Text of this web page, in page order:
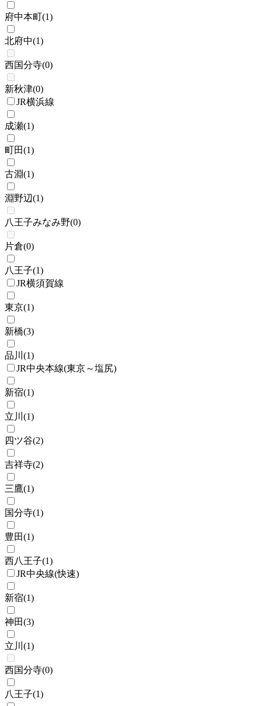
府中本町(1)
北府中(1)
西国分寺(0)
新秋津(0)
JR横浜線
成瀬(1)
町田(1)
古淵(1)
淵野辺(1)
八王子みなみ野(0)
片倉(0)
八王子(1)
JR横須賀線
東京(1)
新橋(3)
品川 (1)
JR中央本線(東京～塩尻)
新宿(1)
立川 (1)
四ツ谷(2)
吉祥寺(2)
三鷹(1)
国分寺(1)
豊田(1)
西八王子(1)
JR中央線(快速)
新宿(1)
神田(3)
立川 (1)
西国分寺(0)
八王子(1)